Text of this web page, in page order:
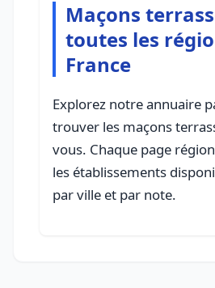
Maçons
toutes les
France
Explorez notre annuaire
trouver les maçons
vous. Chaque page
les établissements
par ville et par note.